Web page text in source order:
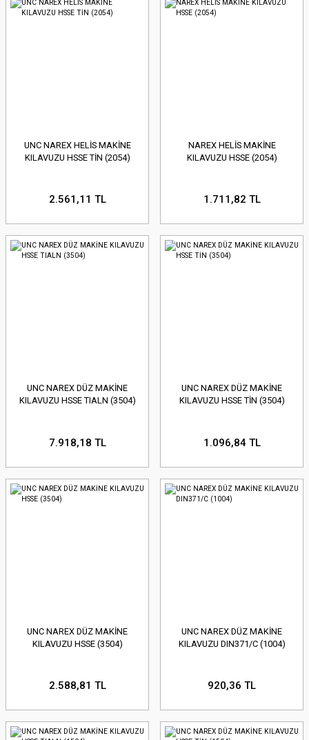
UNC NAREX HELİS MAKİNE
KILAVUZU HSSE TİN (2054)
2.561,11 TL
NAREX HELİS MAKİNE
KILAVUZU HSSE (2054)
1.711,82 TL
UNC NAREX DÜZ MAKİNE
KILAVUZU HSSE TIALN (3504)
7.918,18 TL
UNC NAREX DÜZ MAKİNE
KILAVUZU HSSE TİN (3504)
1.096,84 TL
UNC NAREX DÜZ MAKİNE
KILAVUZU HSSE (3504)
2.588,81 TL
UNC NAREX DÜZ MAKİNE
KILAVUZU DIN371/C (1004)
920,36 TL